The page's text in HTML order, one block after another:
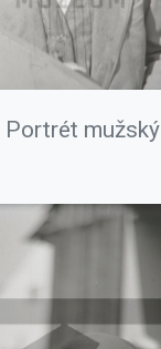
Portrét mužský